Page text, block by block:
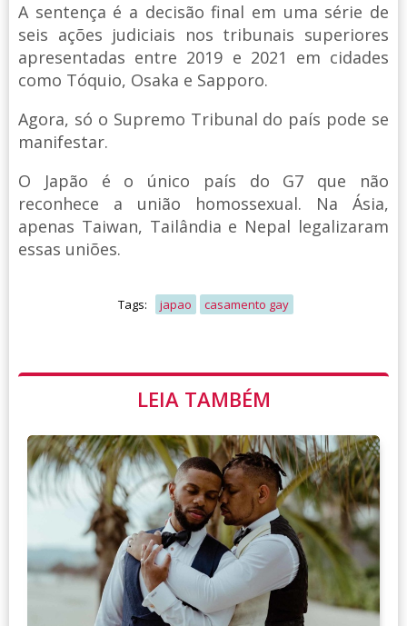
A sentença é a decisão final em uma série de
seis ações judiciais nos tribunais superiores
apresentadas entre 2019 e 2021 em cidades
como Tóquio, Osaka e Sapporo.
Agora, só o Supremo Tribunal do país pode se
manifestar.
O Japão é o único país do G7 que não
reconhece a união homossexual. Na Ásia,
apenas Taiwan, Tailândia e Nepal legalizaram
essas uniões.
Tags: japao casamento gay
LEIA TAMBÉM